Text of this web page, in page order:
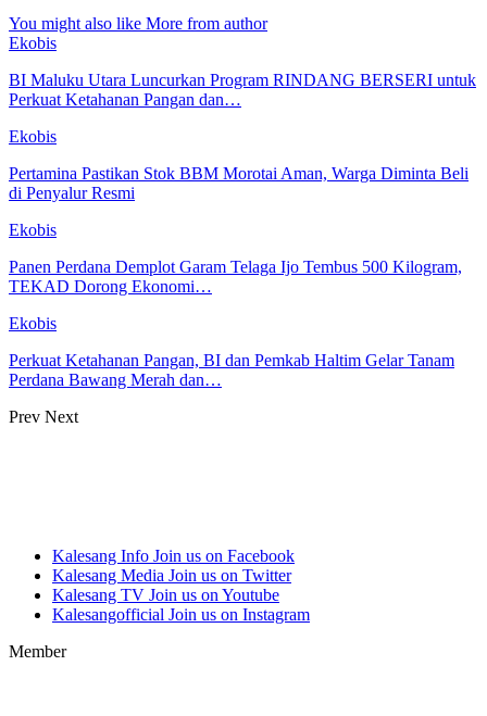
You might also like More from author
Ekobis
BI Maluku Utara Luncurkan Program RINDANG BERSERI untuk
Perkuat Ketahanan Pangan dan…
Ekobis
Pertamina Pastikan Stok BBM Morotai Aman, Warga Diminta Beli
di Penyalur Resmi
Ekobis
Panen Perdana Demplot Garam Telaga Ijo Tembus 500 Kilogram,
TEKAD Dorong Ekonomi…
Ekobis
Perkuat Ketahanan Pangan, BI dan Pemkab Haltim Gelar Tanam
Perdana Bawang Merah dan…
Prev Next
Kalesang Info Join us on Facebook
Kalesang Media Join us on Twitter
Kalesang TV Join us on Youtube
Kalesangofficial Join us on Instagram
Member